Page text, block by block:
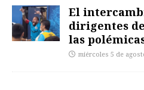
El
dirigentes
las
miércoles 5 de